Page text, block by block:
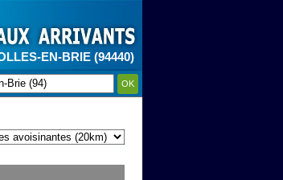
EN-BRIE (94440)
OK